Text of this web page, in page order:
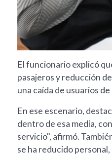
El funcionario explicó
pasajeros y reducción
una caída de usuarios
En ese escenario,
dentro de esa media,
servicio", afirmó.
se ha reducido